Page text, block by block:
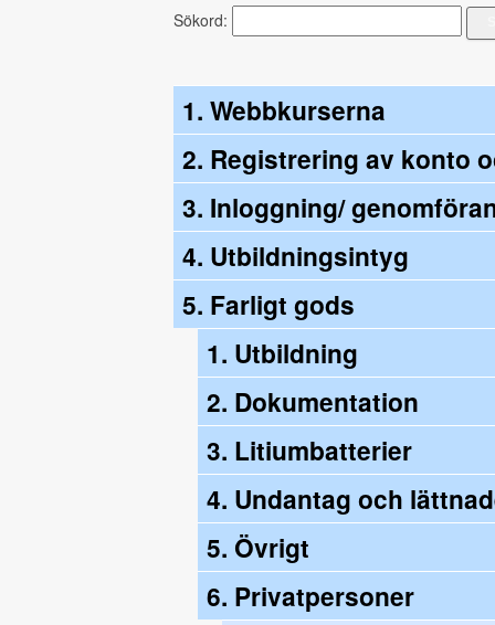
Sökord:
1. Webbkurserna
2. Registrering av konto
3. Inloggning/
4. Utbildningsintyg
5. Farligt gods
1. Utbildning
2. Dokumentation
3. Litiumbatterier
4. Undantag och
5. Övrigt
6. Privatpersoner